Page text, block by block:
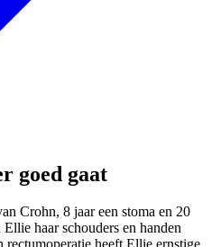
goed gaat
Crohn, 8 jaar een stoma en 20
haar schouders en handen